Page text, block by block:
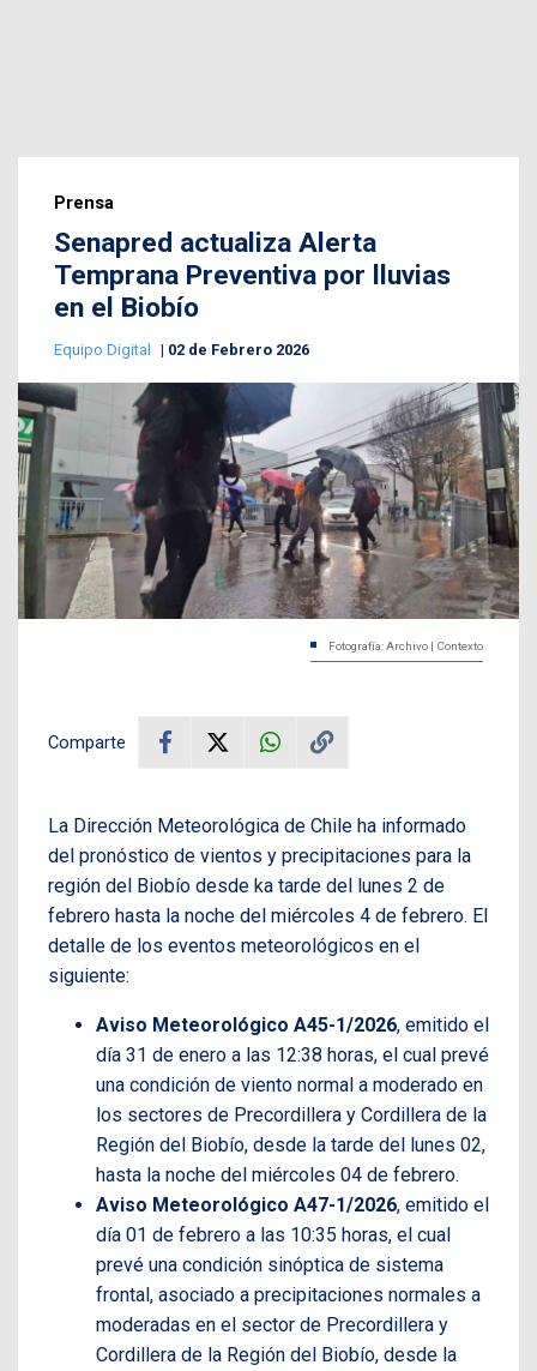
Prensa
Senapred actualiza Alerta
Temprana Preventiva por lluvias
en el Biobío
Equipo Digital 02 de Febrero 2026
Fotografía: Archivo | Contexto
Comparte
La Dirección Meteorológica de Chile ha informado
del pronóstico de vientos y precipitaciones para la
región del Biobío desde ka tarde del lunes 2 de
febrero hasta la noche del miércoles 4 de febrero. El
detalle de los eventos meteorológicos en el
siguiente:
Aviso Meteorológico A45-1/2026, emitido el
día 31 de enero a las 12:38 horas, el cual prevé
una condición de viento normal a moderado en
los sectores de Precordillera y Cordillera de la
Región del Biobío, desde la tarde del lunes 02,
hasta la noche del miércoles 04 de febrero.
Aviso Meteorológico A47-1/2026, emitido el
día 01 de febrero a las 10:35 horas, el cual
prevé una condición sinóptica de sistema
frontal, asociado a precipitaciones normales a
moderadas en el sector de Precordillera y
Cordillera de la Región del Biobío, desde la